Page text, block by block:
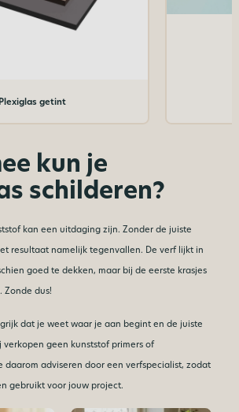
Plexiglas getint
kun je
schilderen?
kan een uitdaging zijn. Zonder de juiste
resultaat namelijk tegenvallen. De verf lijkt in
goed te dekken, maar bij de eerste krasjes
Zonde dus!
dat je weet waar je aan begint en de juiste
verkopen geen kunststof primers of
daarom adviseren door een verfspecialist, zodat
gebruikt voor jouw project.